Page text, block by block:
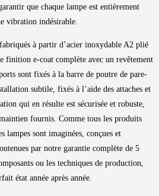
que chaque lampe est entièrement
vibration indésirable.
à partir d’acier inoxydable A2 plié
finition e-coat complète avec un revêtement
sont fixés à la barre de poutre de pare-
subtile, fixés à l’aide des attaches et
qui en résulte est sécurisée et robuste,
fournis. Comme tous les produits
lampes sont imaginées, conçues et
par notre garantie complète de 5
ou les techniques de production,
état année après année.